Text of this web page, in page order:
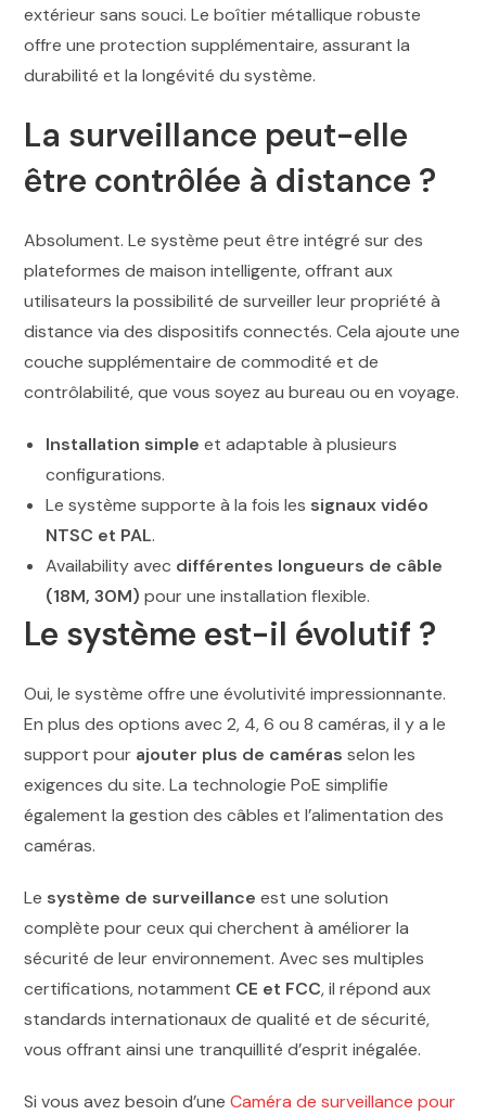
extérieur sans souci. Le boîtier métallique robuste
offre une protection supplémentaire, assurant la
durabilité et la longévité du système.
La surveillance peut-elle
être contrôlée à distance ?
Absolument. Le système peut être intégré sur des
plateformes de maison intelligente, offrant aux
utilisateurs la possibilité de surveiller leur propriété à
distance via des dispositifs connectés. Cela ajoute une
couche supplémentaire de commodité et de
contrôlabilité, que vous soyez au bureau ou en voyage.
Installation simple et adaptable à plusieurs
configurations.
Le système supporte à la fois les signaux vidéo
NTSC et PAL.
Availability avec différentes longueurs de câble
(18M, 30M) pour une installation flexible.
Le système est-il évolutif ?
Oui, le système offre une évolutivité impressionnante.
En plus des options avec 2, 4, 6 ou 8 caméras, il y a le
support pour ajouter plus de caméras selon les
exigences du site. La technologie PoE simplifie
également la gestion des câbles et l’alimentation des
caméras.
Le système de surveillanceest une solution
complète pour ceux qui cherchent à améliorer la
sécurité de leur environnement. Avec ses multiples
certifications, notamment CE et FCC, il répond aux
standards internationaux de qualité et de sécurité,
vous offrant ainsi une tranquillité d’esprit inégalée.
Si vous avez besoin d’uneCaméra de surveillance pour